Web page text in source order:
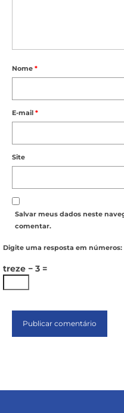
Nome *
E-mail *
Site
Salvar meus dados neste
comentar.
Digite uma resposta em números:
treze − 3 =